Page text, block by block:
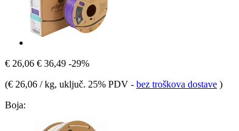
€ 26,06 € 36,49 -29%
(€ 26,06 / kg, uključ. 25% PDV - bez troškova dostave )
Boja: